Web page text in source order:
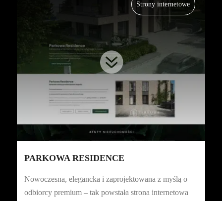
Strony internetowe

PARKOWA RESIDENCE
Nowoczesna, elegancka i zaprojektowana z myślą o
odbiorcy premium – tak powstała strona internetowa